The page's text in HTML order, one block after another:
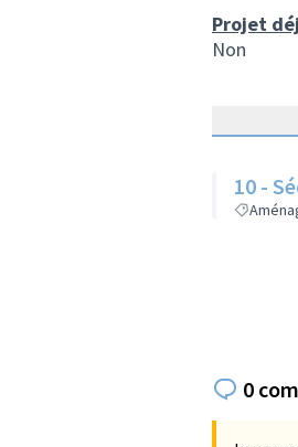
Projet
Non
0